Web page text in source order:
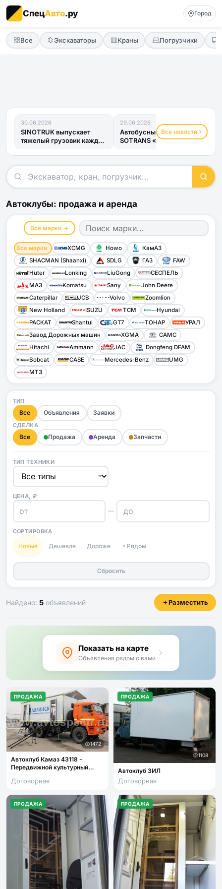
СпецАвто.ру Город
Все Экскаваторы Краны Погрузчики
30.06.2026
SINOTRUK выпускает
тяжелый грузовик каждые
29.06.2026
Автобусный прицеп
SOTRANS «Хвост
и готов к...
Все новости
Автоклубы: продажа и аренда
Все марки →
Все марки XCMG Howo
КамАЗ
SHACMAN (Shaanxi)
SDLG ГАЗ
FAW
Huter
Lonking LiuGong
СЕСПЕЛЬ
МАЗ
Komatsu Sany
John Deere
Caterpillar
JCB Volvo
Zoomlion
New Holland
ISUZU TCM
Hyundai
РАСКАТ
Shantui GT7 ТОНАР
УРАЛ
Завод Дорожных машин
XGMA
CAMC
Hitachi
Ammann JAC
Dongfeng DFAM
Bobcat
CASE Mercedes-Benz
UMG
МТЗ
ТИП
Все Объявления Заявки
СДЕЛКА
Все Продажа Аренда Запчасти
ТИП ТЕХНИКИ
ЦЕНА, ₽
—
СОРТИРОВКА
Новые Дешевле Дороже Рядом
Сбросить
Найдено: 5 объявлений Разместить
Показать на карте
Объявления рядом с вами
ПРОДАЖА
1472
Автоклуб Камаз 43118 -
Передвижной культурный
Договорная
ПРОДАЖА
1108
Автоклуб ЗИЛ
Договорная
ПРОДАЖА ПРОДАЖА